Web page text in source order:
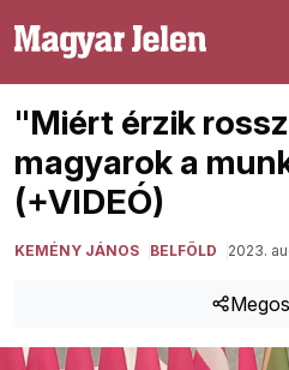
"Miért érzik
magyarok a
(+VIDEÓ)
KEMÉNY JÁNOS BELFÖLD 2023.